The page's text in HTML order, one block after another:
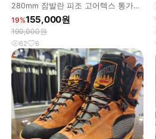
280mm 잠발란 피조 고어텍스 통가죽
등산화
19%155,000원
190,000원
62 6